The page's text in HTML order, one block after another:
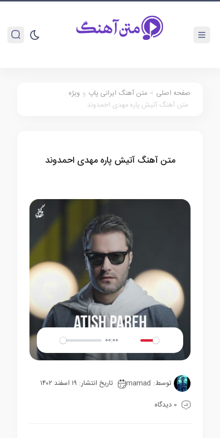
صفحه اصلی > متن آهنگ ایرانی پاپ و ویژه :
متن آهنگ آتیش پاره مهدی احمدوند
متن آهنگ آتیش پاره مهدی احمدوند
Play
00:00
Mute Settings
توسط: mamad
تاریخ انتشار: ۱۹ اسفند ۱۴۰۲
0 دیدگاه